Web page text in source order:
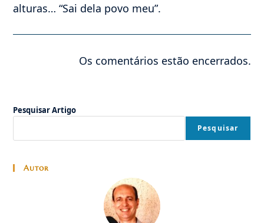
alturas… “Sai dela povo meu”.
Os comentários estão encerrados.
Pesquisar Artigo
Pesquisar
Autor